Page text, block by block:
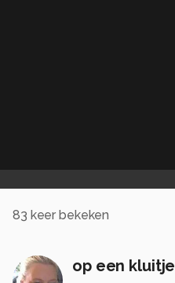
83 keer bekeken
op een kluitje